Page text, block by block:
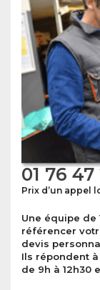
01 76
Prix d’un appel
Une équipe de
référencer
devis
Ils répondent
de 9h à 12h30